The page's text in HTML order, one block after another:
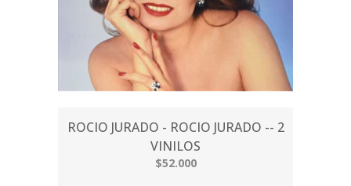
ROCIO JURADO - ROCIO JURADO -- 2
VINILOS
$52.000